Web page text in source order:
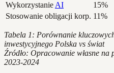
Wykorzystanie AI 15%
Stosowanie obligacji korp. 11%
Tabela 1: Porównanie
inwestycyjnego Polska vs świat
Źródło: Opracowanie własne na
2023-2024